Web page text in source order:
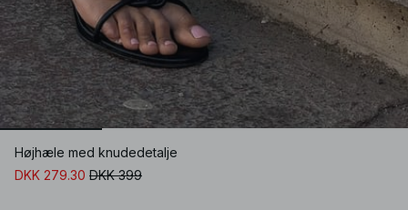
Højhæle med knudedetalje
DKK 279.30 DKK 399